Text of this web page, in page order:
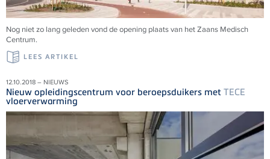
Nog niet zo lang geleden vond de opening plaats van het Zaans Medisch
Centrum.
LEES ARTIKEL
12.10.2018 – NIEUWS
Nieuw opleidingscentrum voor beroepsduikers met TECE
vloerverwarming